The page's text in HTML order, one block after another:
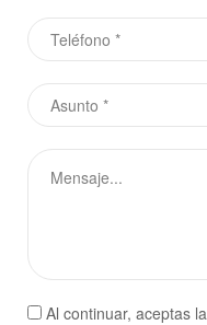
Al continuar, aceptas la